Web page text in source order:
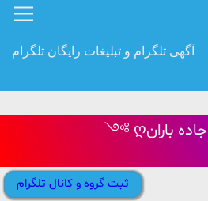
آگهی تلگرام و تبلیغات رایگان تلگرام
ثبت گروه و کانال تلگرام